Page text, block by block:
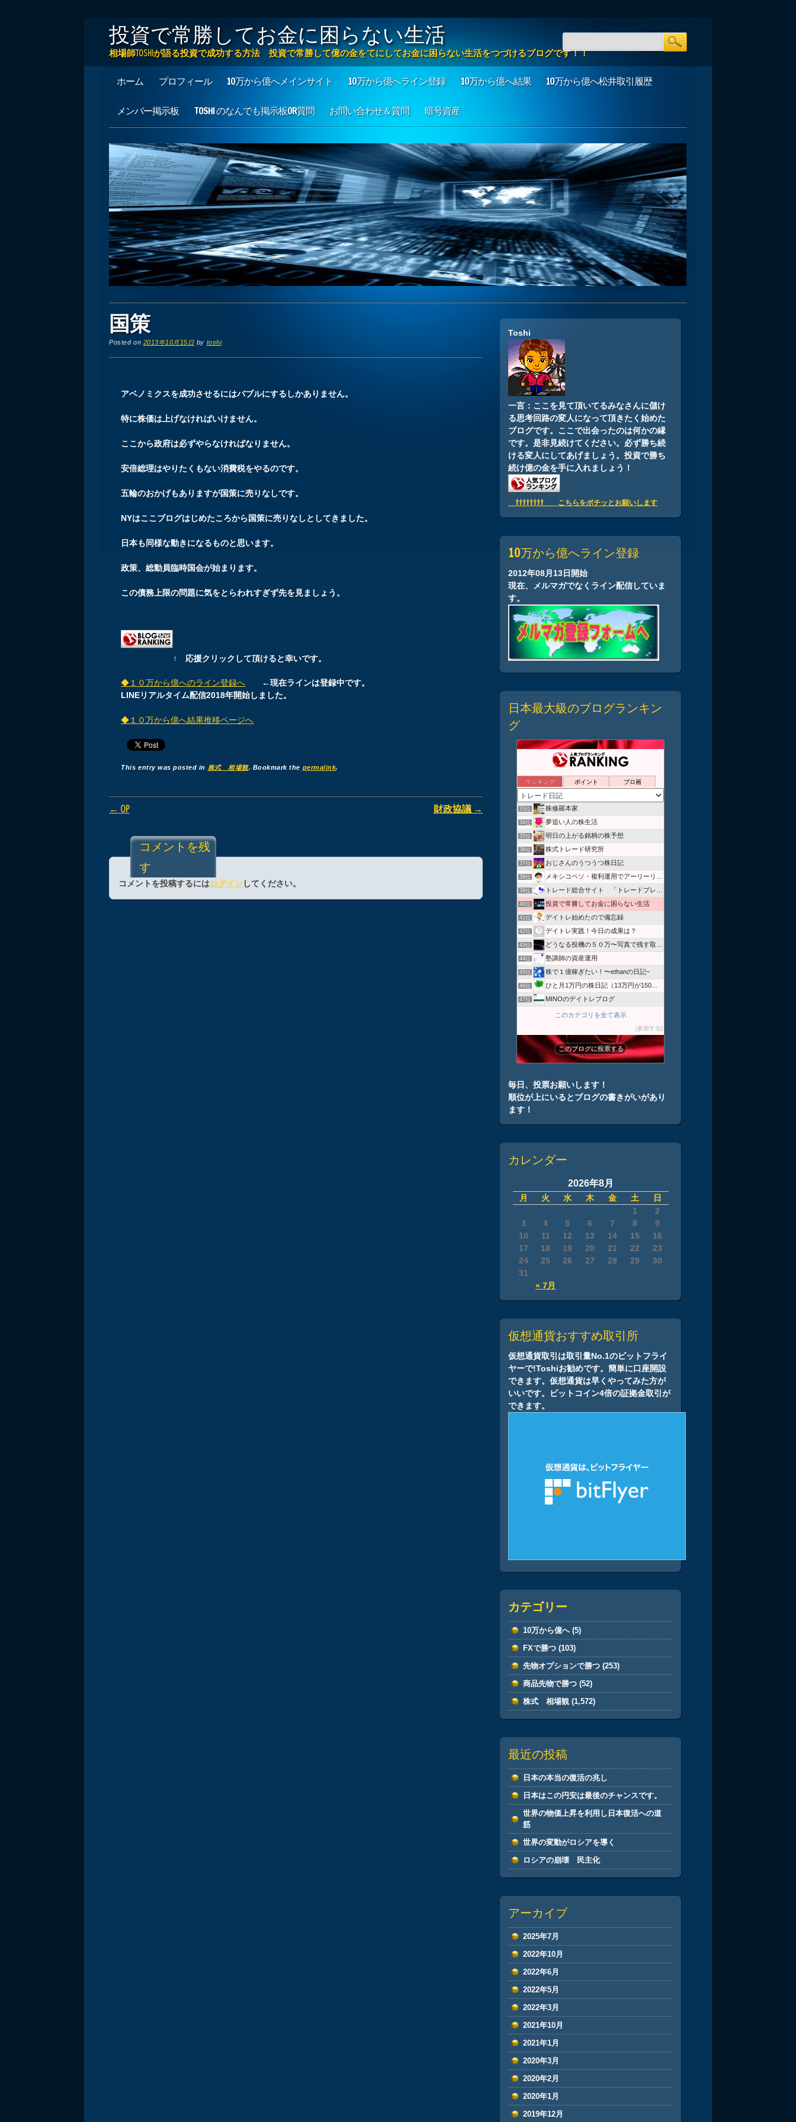
投資で常勝してお金に困らない生活
相場師TOSHIが語る投資で成功する方法 投資で常勝して億の金をてにしてお金に困らない生活をつづけるブログです！！
Main menu
ホーム プロフィール 10万から億へメインサイト 10万から億へライン登録 10万から億へ結果 10万から億へ松井取引履歴
メンバー掲示板 TOSHI のなんでも掲示板OR質問 お問い合わせ＆質問 暗号資産
国策
Posted on 2013年10月15日 by toshi
アベノミクスを成功させるにはバブルにするしかありません。
特に株価は上げなければいけません。
ここから政府は必ずやらなければなりません。
安倍総理はやりたくもない消費税をやるのです。
五輪のおかげもありますが国策に売りなしです。
NYはここブログはじめたころから国策に売りなしとしてきました。
日本も同様な動きになるものと思います。
政策、総動員臨時国会が始まります。
この債務上限の問題に気をとらわれすぎず先を見ましょう。
↑ 応援クリックして頂けると幸いです。
◆１０万から億へのライン登録へ ←現在ラインは登録中です。
LINEリアルタイム配信2018年開始しました。
◆１０万から億へ結果推移ページへ
This entry was posted in 株式 相場観. Bookmark the permalink.
Post navigation
← OP 財政協議 →
コメントを残
す
コメントを投稿するにはログインしてください。
Toshi
一言：ここを見て頂いてるみなさんに儲け
る思考回路の変人になって頂きたく始めた
ブログです。ここで出会ったのは何かの縁
です。是非見続けてください。必ず勝ち続
ける変人にしてあげましょう。投資で勝ち
続け億の金を手に入れましょう！
⇧⇧⇧⇧⇧⇧⇧⇧ こちらをポチッとお願いします
10万から億へライン登録
2012年08月13日開始
現在、メルマガでなくライン配信していま
す。
日本最大級のブログランキン
グ
ランキング ポイント ブロ画
33位 株修羅本家
34位 夢追い人の株生活
35位 明日の上がる銘柄の株予想
36位 株式トレード研究所
37位 おじさんのうつうつ株日記
38位 メキシコペソ・複利運用でアーリーリタイアするブログ！
39位 トレード総合サイト 「トレードプレス」
40位 投資で常勝してお金に困らない生活
41位 デイトレ始めたので備忘録
42位 デイトレ実践！今日の成果は？
43位 どうなる投機の５０万〜写真で残す取引記録〜
44位 塾講師の資産運用
45位 株で１億稼ぎたい！〜ethanの日記~
46位 ひと月1万円の株日記（13万円が150万円に！）
47位 MINOのデイトレブログ
このカテゴリを全て表示
参加する
このブログに投票する
毎日、投票お願いします！
順位が上にいるとブログの書きがいがあり
ます！
カレンダー
2026年8月
月 火 水 木 金 土 日
« 7月
1
2
3
4 5 6 7 8
9
10
11 12 13 14 15
16
17
18 19 20 21 22
23
24
25 26 27 28 29
30
31
仮想通貨おすすめ取引所
仮想通貨取引は取引量No.1のビットフライ
ヤーで!Toshiお勧めです。簡単に口座開設
できます。仮想通貨は早くやってみた方が
いいです。ビットコイン4倍の証拠金取引が
できます。
カテゴリー
10万から億へ(5)
FXで勝つ (103)
先物オプションで勝つ (253)
商品先物で勝つ (52)
株式 相場観 (1,572)
最近の投稿
日本の本当の復活の兆し
日本はこの円安は最後のチャンスです。
世界の物価上昇を利用し日本復活への道
筋
世界の変動がロシアを導く
ロシアの崩壊 民主化
アーカイブ
2025年7月
2022年10月
2022年6月
2022年5月
2022年3月
2021年10月
2021年1月
2020年3月
2020年2月
2020年1月
2019年12月